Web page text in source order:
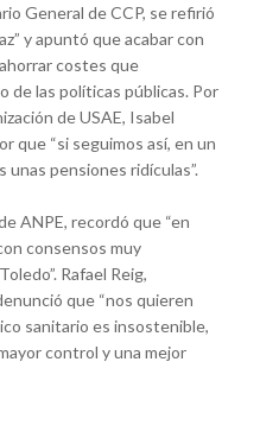
General de CCP, se refirió
y apuntó que acabar con
costes que
de las políticas públicas. Por
de USAE, Isabel
que “si seguimos así, en un
pensiones ridículas”.
ANPE, recordó que “en
consensos muy
Rafael Reig,
que “nos quieren
sanitario es insostenible,
control y una mejor